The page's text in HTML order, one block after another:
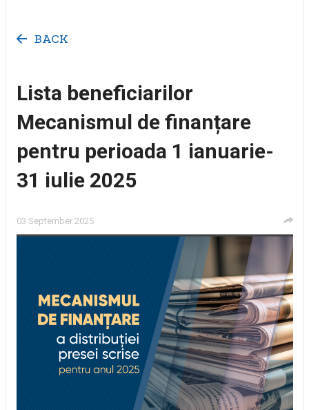
BACK
Lista beneficiarilor
Mecanismul de finanțare
pentru perioada 1 ianuarie-
31 iulie 2025
03 September 2025